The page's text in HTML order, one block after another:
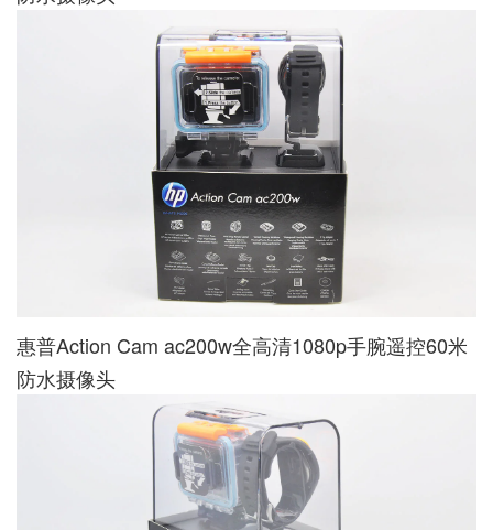
惠普Action Cam ac200w全高清1080p手腕遥控60米
防水摄像头